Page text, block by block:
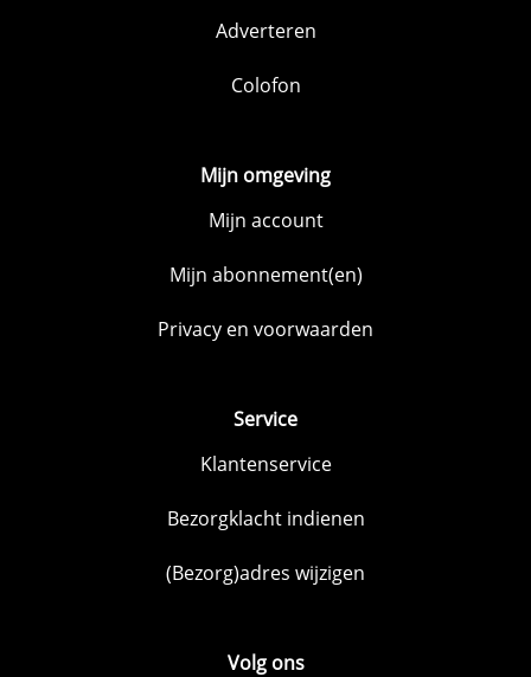
Adverteren
Colofon
Mijn omgeving
Mijn account
Mijn abonnement(en)
Privacy en voorwaarden
Service
Klantenservice
Bezorgklacht indienen
(Bezorg)adres wijzigen
Volg ons